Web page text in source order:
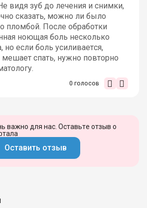
видя зуб до лечения и снимки,
сказать, можно ли было
пломбой. После обработки
ноющая боль несколько
если боль усиливается,
мешает спать, нужно повторно
0 голосов
важно для нас. Оставьте отзыв о
Оставить отзыв